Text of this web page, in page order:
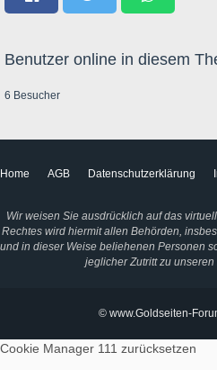
Benutzer online in diesem
6 Besucher
Home AGB Datenschutzerklärung
Wir weisen Sie ausdrücklich auf das
Rechtes wird hiermit allen Behörden,
und in dieser Weise beliehenen Personen
jeglicher Zutritt zu
© www.Goldseiten-
Cookie Manager 111 zurücksetzen